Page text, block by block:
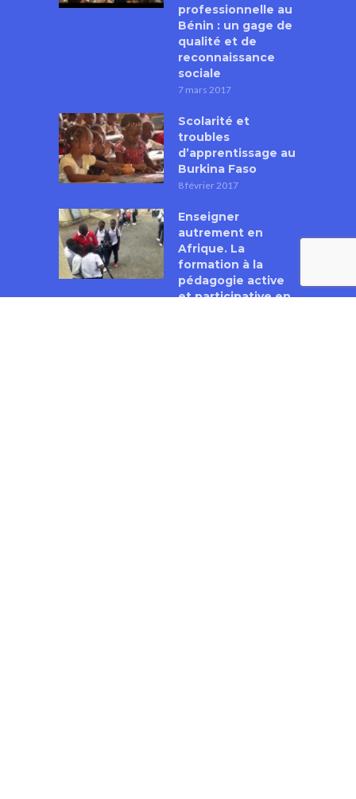
professionnelle au
Bénin : un gage de
qualité et de
reconnaissance
sociale
7 mars 2017
Scolarité et
troubles
d’apprentissage au
Burkina Faso
8 février 2017
Enseigner
autrement en
Afrique. La
formation à la
pédagogie active
et participative en